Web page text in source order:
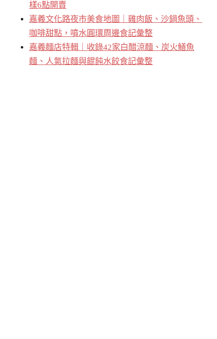
樣6點開賣
嘉義文化路夜市美食地圖｜雞肉飯、沙鍋魚頭、
咖啡甜點，噴水圓環周邊食記彙整
嘉義麵店特輯｜收錄42家白醋涼麵、炭火鱔魚
麵、人氣拉麵與餛飩水餃食記彙整